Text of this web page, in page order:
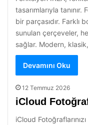
tasarımlarıyla
bir parçasıdır. Farklı
sunulan çerçeveler,
sağlar. Modern,
Devamını Oku
12 Temmuz 2026
iCloud
iCloud